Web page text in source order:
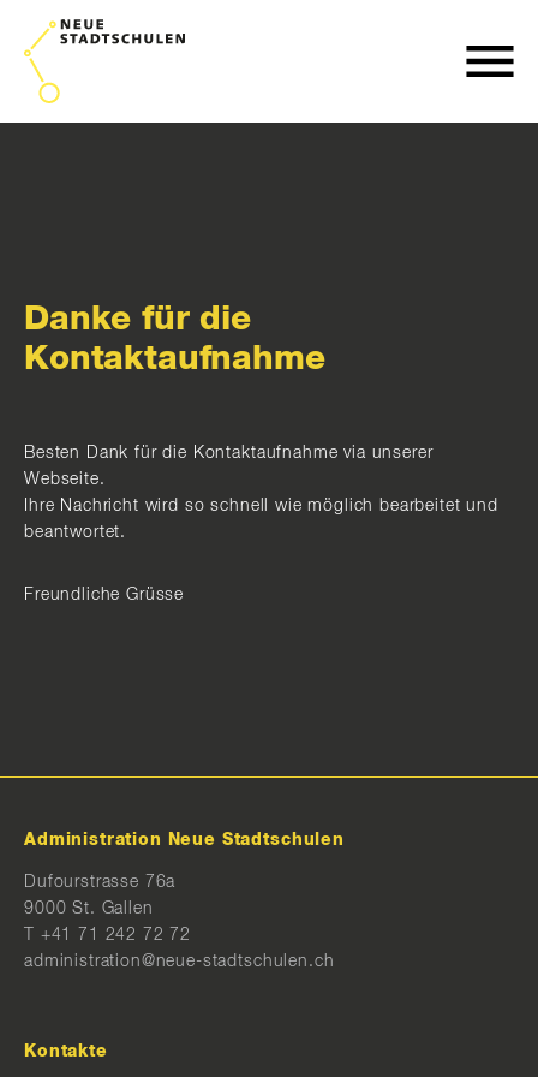
Danke für die
Kontaktaufnahme
Besten Dank für die Kontaktaufnahme via unserer
Webseite.
Ihre Nachricht wird so schnell wie möglich bearbeitet und
beantwortet.
Freundliche Grüsse
Administration Neue Stadtschulen
Dufourstrasse 76a
9000 St. Gallen
+41 71 242 72 72
administration@neue-stadtschulen.ch
Kontakte